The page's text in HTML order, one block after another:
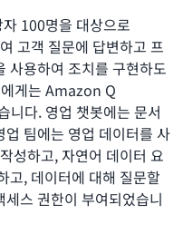
100명을 대상으로
고객 질문에 답변하고 프
사용하여 조치를 구현하도
게는 Amazon Q
니다. 영업 챗봇에는 문서
팀에는 영업 데이터를 사
성하고, 자연어 데이터 요
고, 데이터에 대해 질문할
스 권한이 부여되었습니